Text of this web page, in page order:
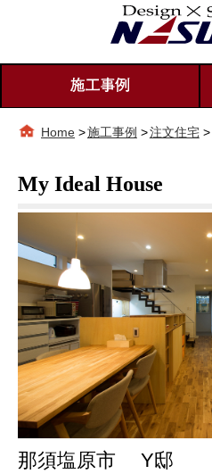
Home >施工事例 >注文住宅>
My Ideal House
那須塩原市 Y邸